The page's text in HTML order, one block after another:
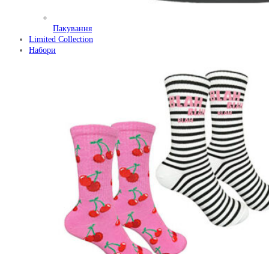
Пакування
Limited Collection
Набори